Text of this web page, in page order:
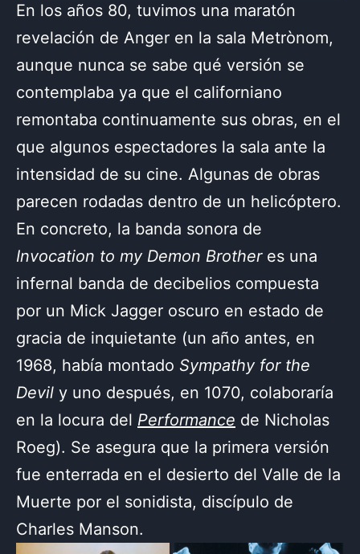
En los años 80, tuvimos una maratón
revelación de Anger en la sala Metrònom,
aunque nunca se sabe qué versión se
contemplaba ya que el californiano
remontaba continuamente sus obras, en el
que algunos espectadores la sala ante la
intensidad de su cine. Algunas de obras
parecen rodadas dentro de un helicóptero.
En concreto, la banda sonora de
Invocation to my Demon Brotheres una
infernal banda de decibelios compuesta
por un Mick Jagger oscuro en estado de
gracia de inquietante (un año antes, en
1968, había montado Sympathy for the
Devil y uno después, en 1070, colaboraría
en la locura del Performance de Nicholas
Roeg). Se asegura que la primera versión
fue enterrada en el desierto del Valle de la
Muerte por el sonidista, discípulo de
Charles Manson.